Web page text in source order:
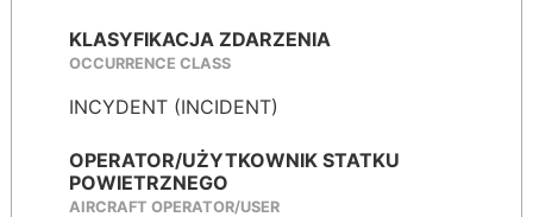
KLASYFIKACJA ZDARZENIA
OCCURRENCE CLASS
INCYDENT (INCIDENT)
OPERATOR/UŻYTKOWNIK STATKU
POWIETRZNEGO
AIRCRAFT OPERATOR/USER